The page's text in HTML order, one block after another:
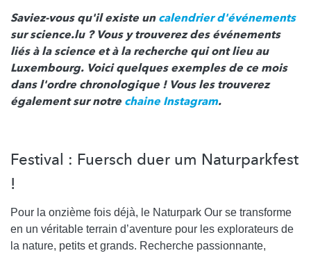
Saviez-vous qu'il existe uncalendrier d'événements
sur science.lu ? Vous y trouverez des événements
liés à la science et à la recherche qui ont lieu au
Luxembourg. Voici quelques exemples de ce mois
dans l'ordre chronologique ! Vous les trouverez
également sur notre chaine Instagram.
Festival : Fuersch duer um Naturparkfest
!
Pour la onzième fois déjà, le Naturpark Our se transforme
en un véritable terrain d’aventure pour les explorateurs de
la nature, petits et grands. Recherche passionnante,